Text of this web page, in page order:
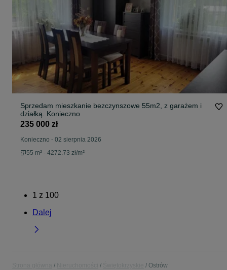
Sprzedam mieszkanie bezczynszowe 55m2, z garażem i
działką. Konieczno
235 000 zł
Konieczno - 02 sierpnia 2026
55 m² - 4272.73 zł/m²
1 z 100
Dalej
Ostrów